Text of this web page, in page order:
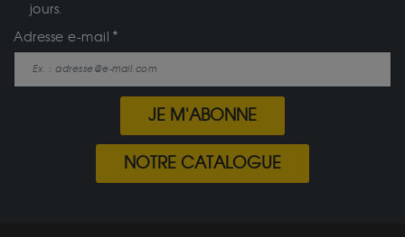
jours.
Adresse e-mail
JE M'ABONNE
NOTRE CATALOGUE